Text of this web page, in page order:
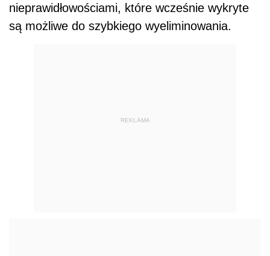
nieprawidłowościami, które wcześnie wykryte
są możliwe do szybkiego wyeliminowania.
REKLAMA